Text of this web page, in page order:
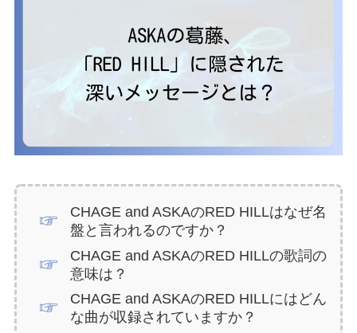
CHAGE and ASKAのRED HILLはなぜ名
盤と言われるのですか？
CHAGE and ASKAのRED HILLの歌詞の
意味は？
CHAGE and ASKAのRED HILLにはどん
な曲が収録されていますか？